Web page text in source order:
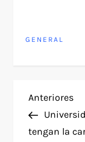
GENERAL
N
a
Entrada
anterior
Anteriores
tengan la